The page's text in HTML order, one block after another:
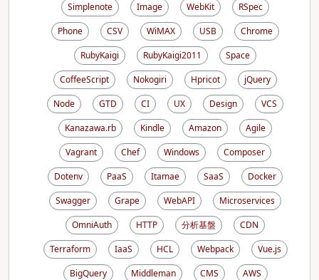
Simplenote
Image WebKit
RSpec
Phone
CSV WiMAX USB
Chrome
RubyKaigi
RubyKaigi2011
Space
CoffeeScript
Nokogiri Hpricot
jQuery
Node
GTD CI UX Design
VCS
Kanazawa.rb
Kindle Amazon
Agile
Vagrant
Chef Windows
Composer
Dotenv
PaaS Itamae SaaS
Docker
Swagger
Grape WebAPI
Microservices
OmniAuth
HTTP 分析基盤
CDN
Terraform
IaaS HCL Webpack
Vue.js
BigQuery
Middleman CMS
AWS